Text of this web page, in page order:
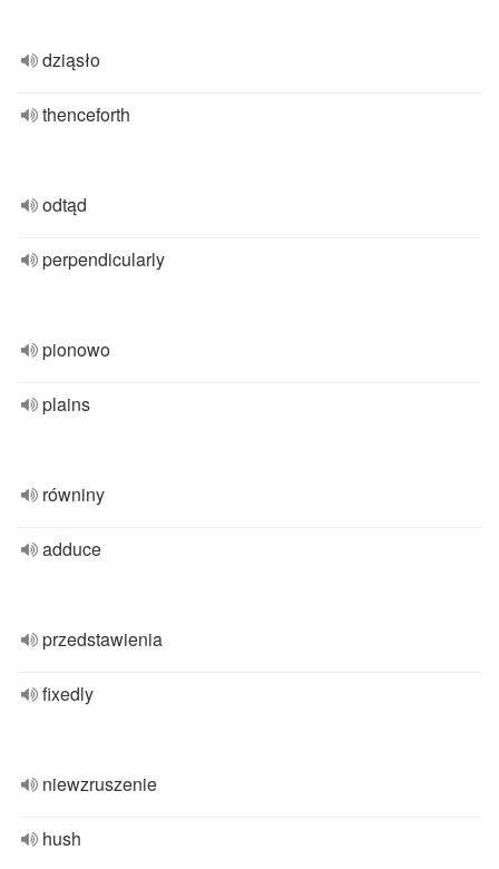
dziąsło
thenceforth
odtąd
perpendicularly
pionowo
plains
równiny
adduce
przedstawienia
fixedly
niewzruszenie
hush